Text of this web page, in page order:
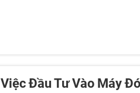
Việc Đầu Tư Vào Máy